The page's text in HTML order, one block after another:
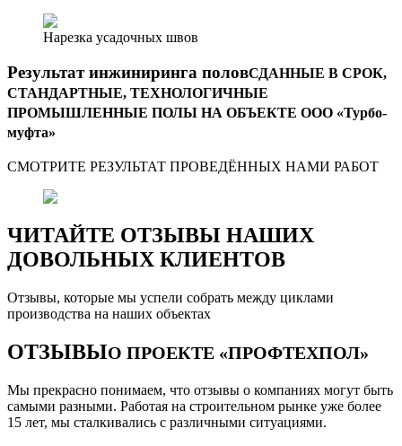
Нарезка усадочных швов
Результат инжиниринга половСДАННЫЕ В СРОК,
СТАНДАРТНЫЕ, ТЕХНОЛОГИЧНЫЕ
ПРОМЫШЛЕННЫЕ ПОЛЫ НА ОБЪЕКТЕ ООО «Турбо-
муфта»
СМОТРИТЕ РЕЗУЛЬТАТ ПРОВЕДЁННЫХ НАМИ РАБОТ
ЧИТАЙТЕ ОТЗЫВЫ НАШИХ
ДОВОЛЬНЫХ КЛИЕНТОВ
Отзывы, которые мы успели собрать между циклами
производства на наших объектах
ОТЗЫВЫО ПРОЕКТЕ «ПРОФТЕХПОЛ»
Мы прекрасно понимаем, что отзывы о компаниях могут быть
самыми разными. Работая на строительном рынке уже более
15 лет, мы сталкивались с различными ситуациями.